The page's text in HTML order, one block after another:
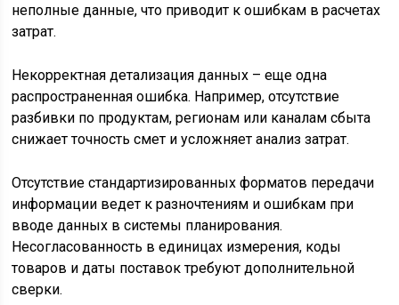
неполные данные, что приводит к ошибкам в расчетах
затрат.
Некорректная детализация данных – еще одна
распространенная ошибка. Например, отсутствие
разбивки по продуктам, регионам или каналам сбыта
снижает точность смет и усложняет анализ затрат.
Отсутствие стандартизированных форматов передачи
информации ведет к разночтениям и ошибкам при
вводе данных в системы планирования.
Несогласованность в единицах измерения, коды
товаров и даты поставок требуют дополнительной
сверки.